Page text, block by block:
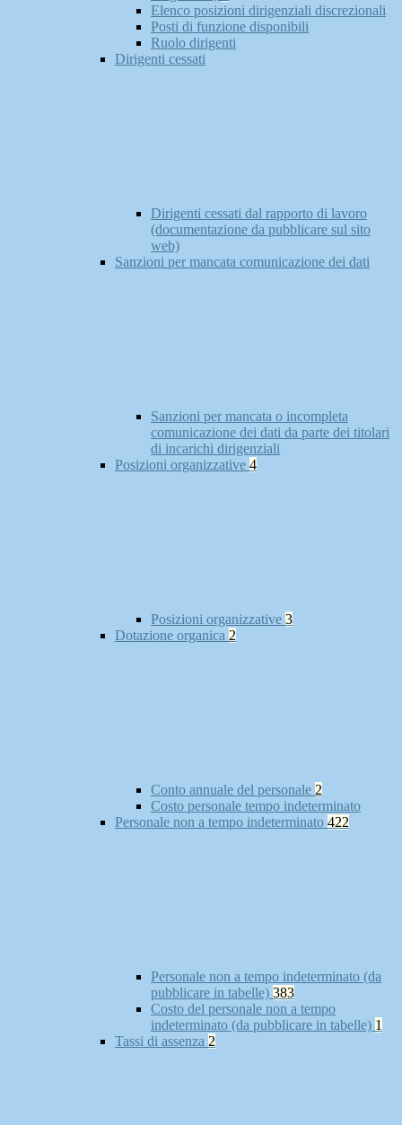
Elenco posizioni dirigenziali discrezionali
Posti di funzione disponibili
Ruolo dirigenti
Dirigenti cessati
Dirigenti cessati dal rapporto di lavoro
(documentazione da pubblicare sul sito
web)
Sanzioni per mancata comunicazione dei dati
Sanzioni per mancata o incompleta
comunicazione dei dati da parte dei titolari
di incarichi dirigenziali
Posizioni organizzative 4
Posizioni organizzative 3
Dotazione organica 2
Conto annuale del personale 2
Costo personale tempo indeterminato
Personale non a tempo indeterminato 422
Personale non a tempo indeterminato (da
pubblicare in tabelle) 383
Costo del personale non a tempo
indeterminato (da pubblicare in tabelle) 1
Tassi di assenza 2